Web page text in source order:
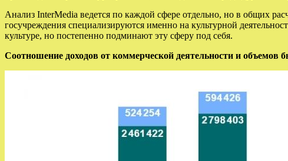
Анализ InterMedia ведется по каждой сфере отдельно, но в общих
госучреждения специализируются именно на культурной
культуре, но постепенно подминают эту сферу под себя.
Соотношение доходов от коммерческой деятельности и объемов